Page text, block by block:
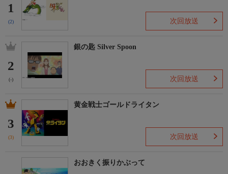
1
(2) 次回放送
2
(-)
銀の匙 Silver Spoon
次回放送
3
(3)
黄金戦士ゴールドライタン
次回放送
おおきく振りかぶって